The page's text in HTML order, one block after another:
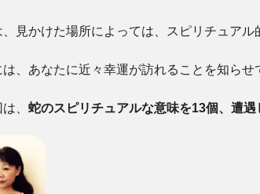
、見かけた場所によっては、スピリチュアル
は、あなたに近々幸運が訪れることを知らせ
、 蛇のスピリチュアルな意味を13個、遭